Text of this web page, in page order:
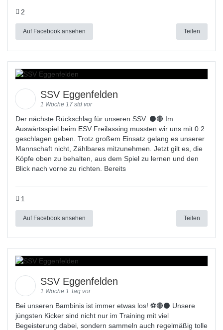
2
Auf Facebook ansehen Teilen
SSV Eggenfelden
1 Woche 17 std vor
Der nächste Rückschlag für unseren SSV. ⚫🔴 Im
Auswärtsspiel beim ESV Freilassing mussten wir uns mit 0:2
geschlagen geben. Trotz großem Einsatz gelang es unserer
Mannschaft nicht, Zählbares mitzunehmen. Jetzt gilt es, die
Köpfe oben zu behalten, aus dem Spiel zu lernen und den
Blick nach vorne zu richten. Bereits
1
Auf Facebook ansehen Teilen
SSV Eggenfelden
1 Woche 1 Tag vor
Bei unseren Bambinis ist immer etwas los! ⚽️🔴⚫ Unsere
jüngsten Kicker sind nicht nur im Training mit viel
Begeisterung dabei, sondern sammeln auch regelmäßig tolle